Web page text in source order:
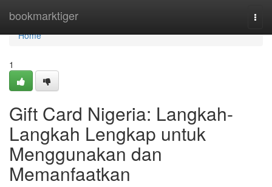
bookmarktiger
Home
Home
1
Gift Card Nigeria: Langkah-
Langkah Lengkap untuk
Menggunakan dan
Memanfaatkan